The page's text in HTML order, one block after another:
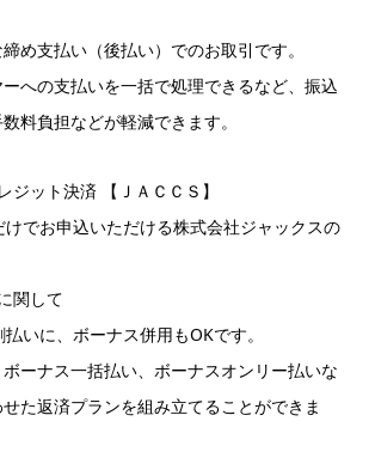
め支払い（後払い）でのお取引です。
ーへの支払いを一括で処理できるなど、振込
料負担などが軽減できます。
ジット決済 【ＪＡＣＣＳ】
でお申込いただける株式会社ジャックスの
関して
いに、ボーナス併用もOKです。
ボーナス一括払い、ボーナスオンリー払いな
た返済プランを組み立てることができま